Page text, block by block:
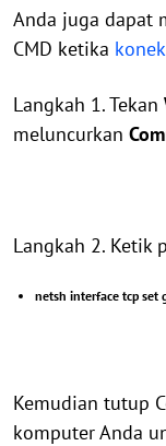
Anda juga dapat
CMD ketika
Langkah 1. Tekan
meluncurkan
Langkah 2. Ketik
netsh interface tcp set
Kemudian tutup
komputer Anda